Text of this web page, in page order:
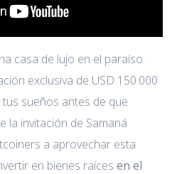
casa de lujo en el paraíso.
exclusiva de USD 150.000
tus sueños antes de que
la invitación de Samaná
a aprovechar esta
en bienes raíces en el